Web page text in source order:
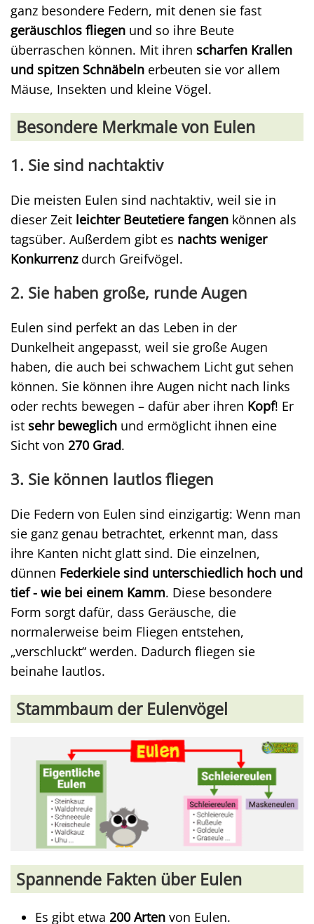
ganz besondere Federn, mit denen sie fast
geräuschlos fliegen und so ihre Beute
überraschen können. Mit ihren scharfen Krallen
und spitzen Schnäbeln erbeuten sie vor allem
Mäuse, Insekten und kleine Vögel.
Besondere Merkmale von Eulen
1. Sie sind nachtaktiv
Die meisten Eulen sind nachtaktiv, weil sie in
dieser Zeit leichter Beutetiere fangen können als
tagsüber. Außerdem gibt es nachts weniger
Konkurrenzdurch Greifvögel.
2. Sie haben große, runde Augen
Eulen sind perfekt an das Leben in der
Dunkelheit angepasst, weil sie große Augen
haben, die auch bei schwachem Licht gut sehen
können. Sie können ihre Augen nicht nach links
oder rechts bewegen – dafür aber ihren Kopf! Er
ist sehr beweglich und ermöglicht ihnen eine
Sicht von 270 Grad.
3. Sie können lautlos fliegen
Die Federn von Eulen sind einzigartig: Wenn man
sie ganz genau betrachtet, erkennt man, dass
ihre Kanten nicht glatt sind. Die einzelnen,
dünnen Federkiele sind unterschiedlich hoch und
tief - wie bei einem Kamm. Diese besondere
Form sorgt dafür, dass Geräusche, die
normalerweise beim Fliegen entstehen,
„verschluckt“ werden. Dadurch fliegen sie
beinahe lautlos.
Stammbaum der Eulenvögel
Spannende Fakten über Eulen
Es gibt etwa 200 Arten von Eulen.